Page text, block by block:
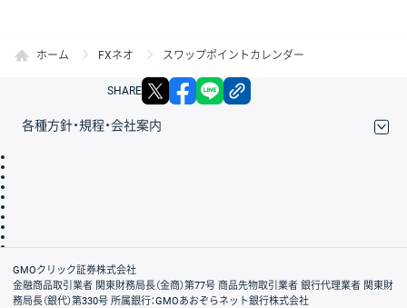
ホーム FXネオ スワップポイントカレンダー
SHARE X facebook
各種方針・規程・会社案内
会社案内
GMOクリック証券株式会社
金融商品取引業者 関東財務局長（金商）第77号 商品先物取引業者 銀行代理業者 関東財
務局長（銀代）第330号 所属銀行：GMOあおぞらネット銀行株式会社